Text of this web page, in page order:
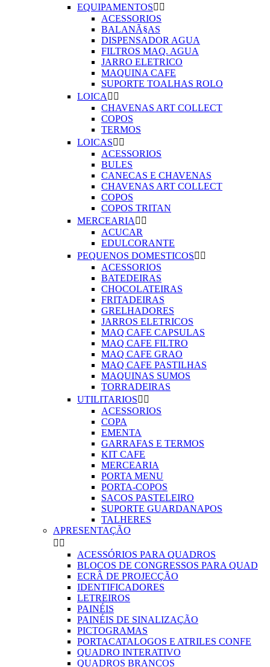
EQUIPAMENTOS 
ACESSORIOS
BALANÃ§AS
DISPENSADOR AGUA
FILTROS MAQ. AGUA
JARRO ELETRICO
MAQUINA CAFE
SUPORTE TOALHAS ROLO
LOICA  
CHAVENAS ART COLLECT
COPOS
TERMOS
LOICAS 
ACESSORIOS
BULES
CANECAS E CHAVENAS
CHAVENAS ART COLLECT
COPOS
COPOS TRITAN
MERCEARIA  
ACUCAR
EDULCORANTE
PEQUENOS DOMESTICOS 
ACESSORIOS
BATEDEIRAS
CHOCOLATEIRAS
FRITADEIRAS
GRELHADORES
JARROS ELETRICOS
MAQ CAFE CAPSULAS
MAQ CAFE FILTRO
MAQ CAFE GRAO
MAQ CAFE PASTILHAS
MAQUINAS SUMOS
TORRADEIRAS
UTILITARIOS 
ACESSORIOS
COPA
EMENTA
GARRAFAS E TERMOS
KIT CAFE
MERCEARIA
PORTA MENU
PORTA-COPOS
SACOS PASTELEIRO
SUPORTE GUARDANAPOS
TALHERES
APRESENTAÇÃO
 
ACESSÓRIOS PARA QUADROS
BLOCOS DE CONGRESSOS PARA QUAD
ECRÂ DE PROJECÇÃO
IDENTIFICADORES
LETREIROS
PAINÉIS
PAINÉIS DE SINALIZAÇÃO
PICTOGRAMAS
PORTACATALOGOS E ATRILES CONFE
QUADRO INTERATIVO
QUADROS BRANCOS